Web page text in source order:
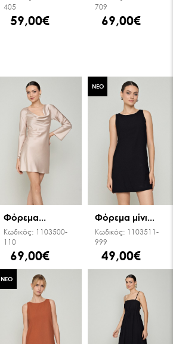
405
59,00€
709
69,00€
Φόρεμα...
Κωδικός: 1103500-
110
69,00€
ΝΕΟ
Φόρεμα μίνι...
Κωδικός: 1103511-
999
49,00€
ΝΕΟ